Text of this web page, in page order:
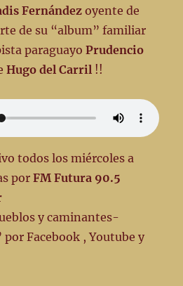
Fernández oyente de
de su “album” familiar
paraguayoPrudencio
Hugo del Carril !!
todos los miércoles a
por FM Futura 90.5
y caminantes-
Facebook , Youtube y